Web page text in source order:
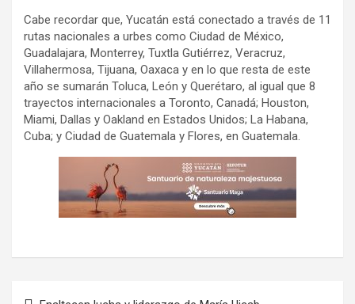
Cabe recordar que, Yucatán está conectado a través de 11
rutas nacionales a urbes como Ciudad de México,
Guadalajara, Monterrey, Tuxtla Gutiérrez, Veracruz,
Villahermosa, Tijuana, Oaxaca y en lo que resta de este
año se sumarán Toluca, León y Querétaro, al igual que 8
trayectos internacionales a Toronto, Canadá; Houston,
Miami, Dallas y Oakland en Estados Unidos; La Habana,
Cuba; y Ciudad de Guatemala y Flores, en Guatemala.